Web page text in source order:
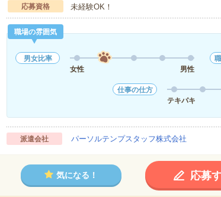
応募資格 未経験OK！
職場の雰囲気
男女比率
女性
男性
仕事の仕方
テキパキ
派遣会社 パーソルテンプスタッフ株式会社
気になる！ 応募